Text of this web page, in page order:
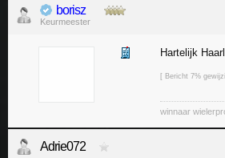
borisz
Keurmeester
Hartelijk
[ Bericht 7%
winnaar
Adrie072